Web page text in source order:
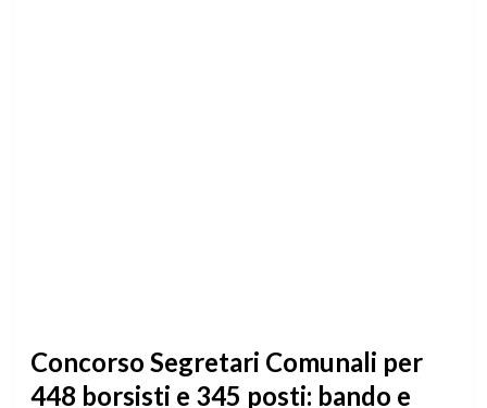
Concorso Segretari Comunali per
448 borsisti e 345 posti: bando e